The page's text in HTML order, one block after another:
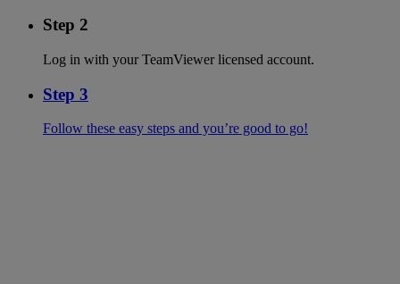
Step 2
Log in with your TeamViewer licensed account.
Step 3
Follow these easy steps and you’re good to go!